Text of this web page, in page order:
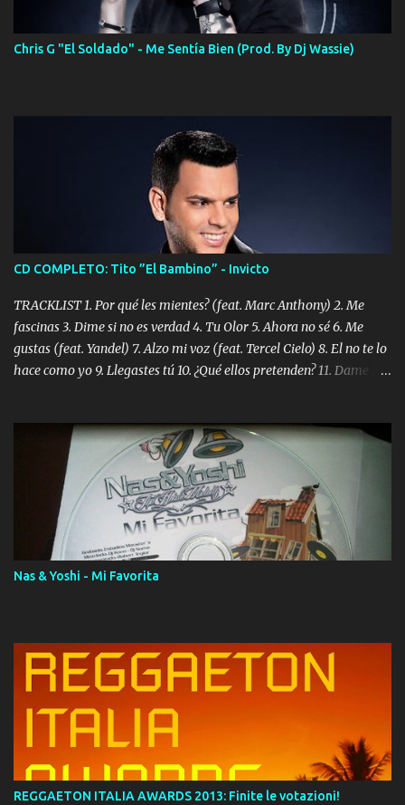
Chris G "El Soldado" - Me Sentía Bien (Prod. By Dj Wassie)
CD COMPLETO: Tito ”El Bambino” - Invicto
TRACKLIST 1. Por qué les mientes? (feat. Marc Anthony) 2. Me
fascinas 3. Dime si no es verdad 4. Tu Olor 5. Ahora no sé 6. Me
gustas (feat. Yandel) 7. Alzo mi voz (feat. Tercel Cielo) 8. El no te lo
hace como yo 9. Llegastes tú 10. ¿Qué ellos pretenden? 11. Dame la
Digital Booklet – Invicto ----------------------------- Nota:
Album proposto al massimo della qualità in formato iTunes Plus
AAC M4A; comprato su iTunes e a disposizione vostra per il
download. REGGAETON ITALIA Nosotros Somos Los Del
Momento!
Nas & Yoshi - Mi Favorita
REGGAETON ITALIA AWARDS 2013: Finite le votazioni!